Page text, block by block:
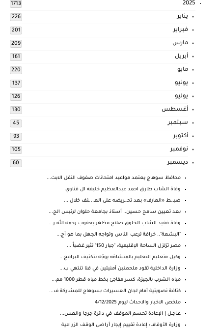
2025
1713
يناير 226
فبراير 201
مارس 209
أبريل 161
مايو 220
يونيو 137
يوليو 126
أغسطس 130
سبتمبر 45
أكتوبر 93
نوفمبر 105
ديسمبر 60
محافظ سوهاج يعتمد مواعيد امتحانات صفوف النقل الابت...
وفاة الشاب طارق احمد عبدالعظيم خليفه ال قناوي
ضبـ ـط «العارف» بعد تحـ ـريضه على العـ . ـنف خلال ...
بعد تعيين سامح حسين.. أستاذ بجامعة حلوان لرئيس الج...
وفاة فقيد الشاب الخلوق صلاح مظهر يعقوب رحمه الله ر...
"البشعة".. خرافة ترعب الناس وتواجه الجهل بما هو أج...
مصر تزلزل الساحة الإقليمية: "جبار 150" تثير غضباً ...
وكيل «تعليم التعليم بالمنشاة» يوجّه بتكثيف البرامج...
وزارة الداخلية تقود ملحمتين أمنيتين في قنا تنتهي ب...
مياه الشرب بالجيزة: كسر مفاجئ بخط مياه قطر 1000 مم...
كثافة تصويتية أمام لجان العسيرات بسوهاج للمشاركة ف...
ملخص الاخبار والاحداث ليوم 4/12/2025
عــاجــل | الإعادة تحسم الموقف في دائرة جرجا والعس...
وزارة الأوقاف: إعادة تقييم إيجار أراضى الوقف الزراعية